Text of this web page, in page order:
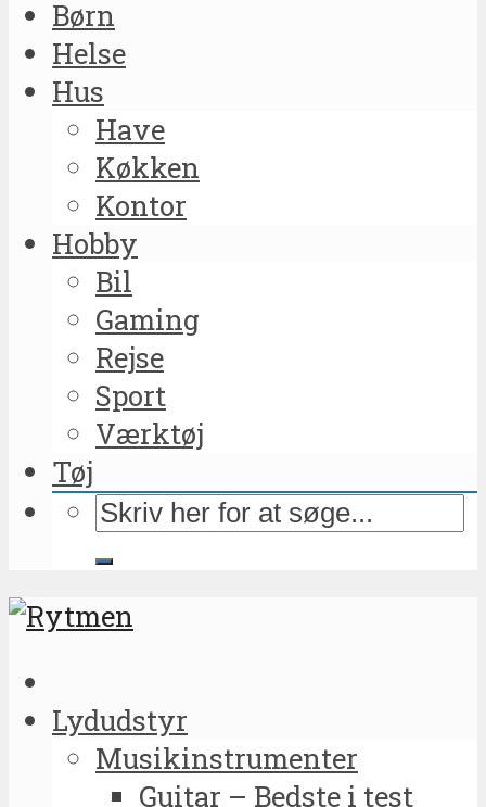
Børn
Helse
Hus
Have
Køkken
Kontor
Hobby
Bil
Gaming
Rejse
Sport
Værktøj
Tøj
Lydudstyr
Musikinstrumenter
Guitar – Bedste i test